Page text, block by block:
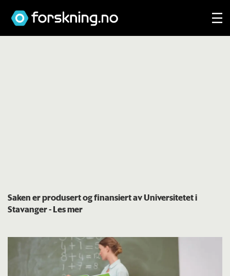
Saken er produsert og finansiert av Universitetet i
Stavanger- Les mer